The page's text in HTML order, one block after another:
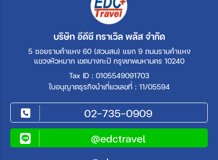
บริษัท อีดีซี ทราเวิล พลัส จำกัด
5 ซอยรามคำแหง 60 (สวนสน) แยก 9 ถนนรามคำแหง
แขวงหัวหมาก เขตบางกะปิ กรุงเทพมหานคร 10240
Tax ID : 0105549091703
ใบอนุญาตธุรกิจนำเที่ยวเลขที่ : 11/05594
02-735-0909
@edctravel